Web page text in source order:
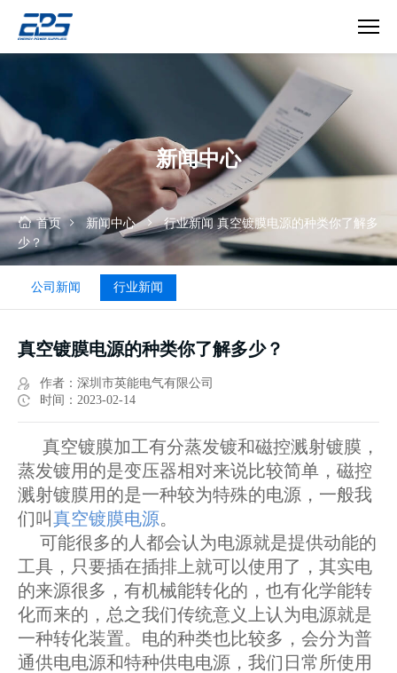
的
类
你
了
解
多
少？
新闻中心
首页 新闻中心 行业新闻 真空镀膜电源的种类你了解多
少？
公司新闻 行业新闻
真空镀膜电源的种类你了解多少？
作者：深圳市英能电气有限公司
时间：2023-02-14
真空镀膜加工有分蒸发镀和磁控溅射镀膜，
蒸发镀用的是变压器相对来说比较简单，磁控
溅射镀膜用的是一种较为特殊的电源，一般我
们叫真空镀膜电源。
可能很多的人都会认为电源就是提供动能的
工具，只要插在插排上就可以使用了，其实电
的来源很多，有机械能转化的，也有化学能转
化而来的，总之我们传统意义上认为电源就是
一种转化装置。电的种类也比较多，会分为普
通供电电源和特种供电电源，我们日常所使用